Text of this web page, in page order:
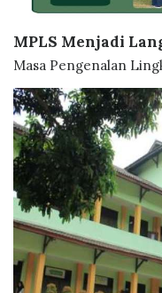
MPLS Menjadi
Masa Pengenalan